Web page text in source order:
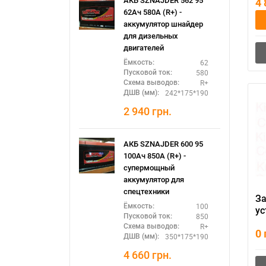
62Ач 580А (R+) -
аккумулятор шнайдер
для дизельных
двигателей
Ёмкость: 62
Пусковой ток: 580
Схема выводов: R+
ДШВ (мм): 242*175*190
2 940 грн.
АКБ SZNAJDER 600 95
100Ач 850А (R+) -
супермощный
аккумулятор для
спецтехники
Ёмкость: 100
Пусковой ток: 850
Схема выводов: R+
ДШВ (мм): 350*175*190
4 660 грн.
0